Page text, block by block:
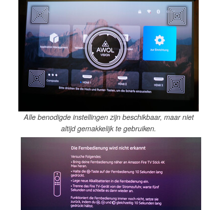
Alle benodigde instellingen zijn beschikbaar, maar niet
altijd gemakkelijk te gebruiken.